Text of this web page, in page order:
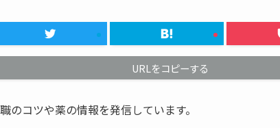
URLをコピーする
のコツや薬の情報を発信しています。